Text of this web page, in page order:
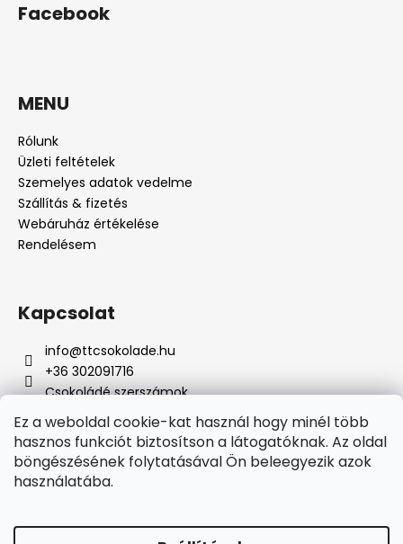
Ez a weboldal cookie-kat használ hogy minél több
hasznos funkciót biztosítson a látogatóknak. Az oldal
böngészésének folytatásával Ön beleegyezik azok
használatába.
Facebook
MENU
Rólunk
Üzleti feltételek
Szemelyes adatok vedelme
Szállítás & fizetés
Webáruház értékelése
Rendelésem
Kapcsolat
info@ttcsokolade.hu
+36 302091716
Csokoládé szerszámok
Online fizetési lehetőséget biztosítunk